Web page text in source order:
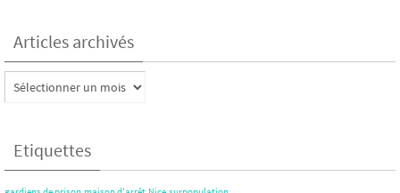
Articles archivés
Articles
archivés
Etiquettes